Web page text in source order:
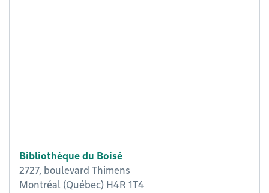
Bibliothèque du Boisé
2727, boulevard Thimens
Montréal (Québec) H4R 1T4